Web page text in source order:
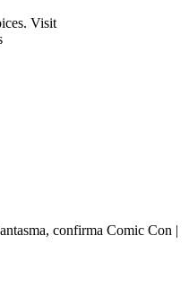
Visit
confirma Comic Con |